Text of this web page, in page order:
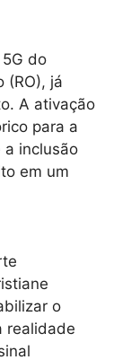
do
(RO), já
A ativação
para a
a inclusão
em um
o
realidade